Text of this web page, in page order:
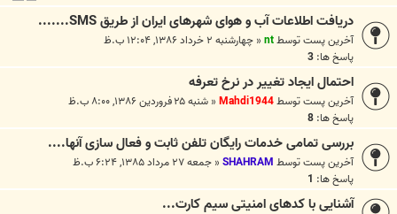
دریافت اطلاعات آب و هوای شهرهای ایران از طریق SMS.......
آخرین پست توسطnt
« چهارشنبه ۲ خرداد ۱۳۸۶, ۱۲:۰۴ ب.ظ
پاسخ ها: 3
احتمال ايجاد تغيير در نرخ تعرفه‌
آخرین پست توسطMahdi1944
« شنبه ۲۵ فروردین ۱۳۸۶, ۸:۰۰ ب.ظ
پاسخ ها: 8
بررسی تمامی خدمات رایگان تلفن ثابت و فعال سازی آنها....
آخرین پست توسطSHAHRAM
« جمعه ۲۷ مرداد ۱۳۸۵, ۶:۲۴ ب.ظ
پاسخ ها: 1
آشنايی با كدهای امنيتی سيم كارت...